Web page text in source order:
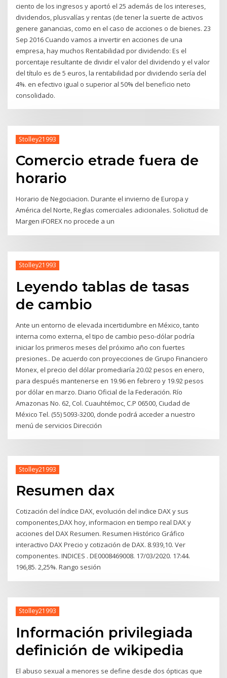
ciento de los ingresos y aportó el 25 además de los intereses,
dividendos, plusvalías y rentas (de tener la suerte de activos
genere ganancias, como en el caso de acciones o de bienes. 23
Sep 2016 Cuando vamos a invertir en acciones de una
empresa, hay muchos Rentabilidad por dividendo: Es el
porcentaje resultante de dividir el valor del dividendo y el valor
del título es de 5 euros, la rentabilidad por dividendo sería del
4%. en efectivo igual o superior al 50% del beneficio neto
consolidado.
Stolley21993
Comercio etrade fuera de
horario
Horario de Negociacion. Durante el invierno de Europa y
América del Norte, Reglas comerciales adicionales. Solicitud de
Margen iFOREX no procede a un
Stolley21993
Leyendo tablas de tasas
de cambio
Ante un entorno de elevada incertidumbre en México, tanto
interna como externa, el tipo de cambio peso-dólar podría
iniciar los primeros meses del próximo año con fuertes
presiones.. De acuerdo con proyecciones de Grupo Financiero
Monex, el precio del dólar promediaría 20.02 pesos en enero,
para después mantenerse en 19.96 en febrero y 19.92 pesos
por dólar en marzo. Diario Oficial de la Federación. Río
Amazonas No. 62, Col. Cuauhtémoc, C.P 06500, Ciudad de
México Tel. (55) 5093-3200, donde podrá acceder a nuestro
menú de servicios Dirección
Stolley21993
Resumen dax
Cotización del índice DAX, evolución del indice DAX y sus
componentes,DAX hoy, informacion en tiempo real DAX y
acciones del DAX Resumen. Resumen Histórico Gráfico
interactivo DAX Precio y cotización de DAX. 8.939,10. Ver
componentes. INDICES . DE0008469008. 17/03/2020. 17:44.
196,85. 2,25%. Rango sesión
Stolley21993
Información privilegiada
definición de wikipedia
El abuso sexual a menores se define desde dos ópticas que